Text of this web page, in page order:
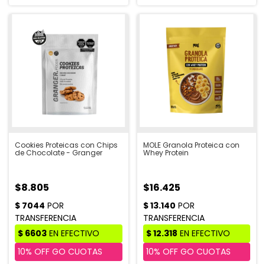
Cookies Proteicas con Chips
de Chocolate - Granger
$8.805
MOLE Granola Proteica con
Whey Protein
$16.425